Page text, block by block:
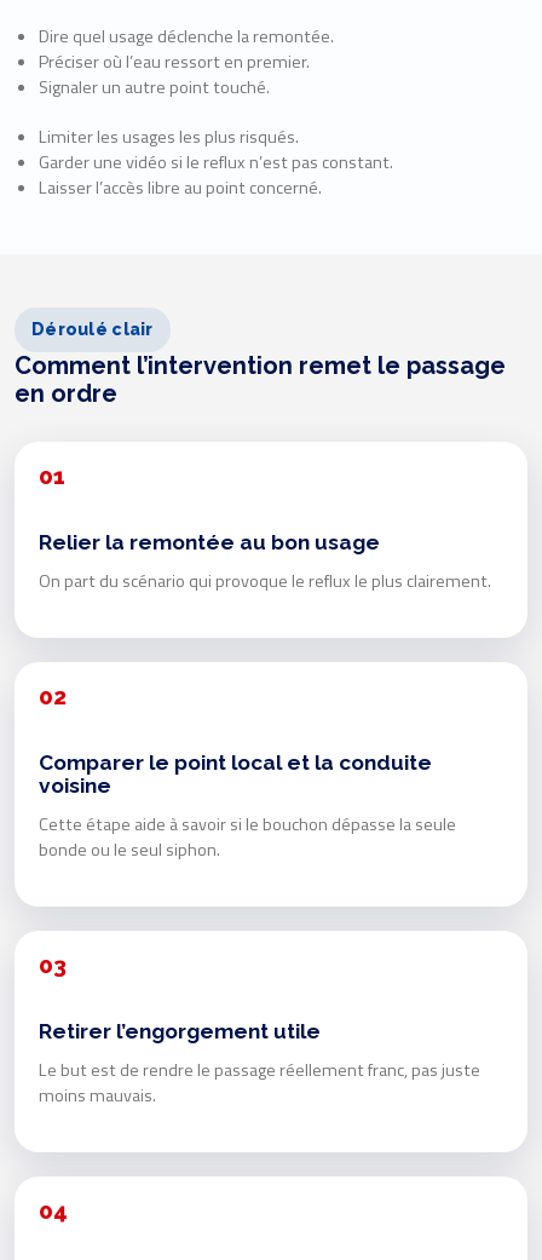
Dire quel usage déclenche la remontée.
Préciser où l’eau ressort en premier.
Signaler un autre point touché.
Limiter les usages les plus risqués.
Garder une vidéo si le reflux n’est pas constant.
Laisser l’accès libre au point concerné.
Déroulé clair
Comment l’intervention remet le passage
en ordre
01
Relier la remontée au bon usage
On part du scénario qui provoque le reflux le plus clairement.
02
Comparer le point local et la conduite
voisine
Cette étape aide à savoir si le bouchon dépasse la seule
bonde ou le seul siphon.
03
Retirer l’engorgement utile
Le but est de rendre le passage réellement franc, pas juste
moins mauvais.
04